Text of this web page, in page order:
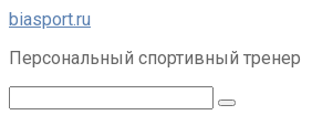
Перейти
контенту
biasport.ru
Персональный спортивный тренер